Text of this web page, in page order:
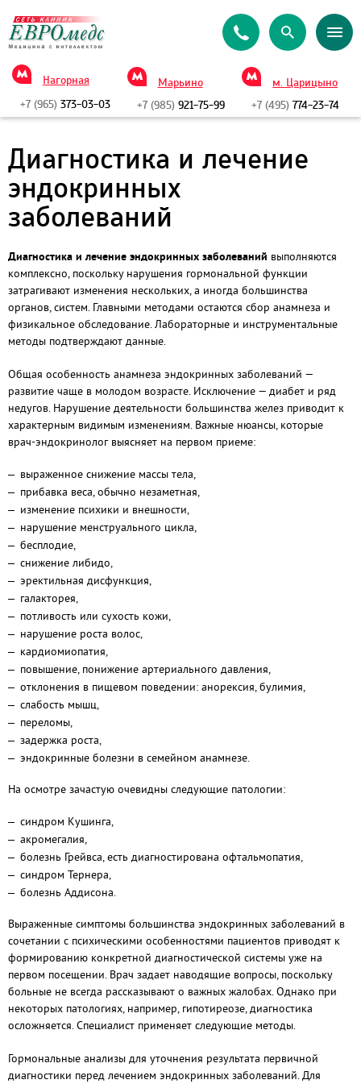
Нагорная
+7 (965) 373-03-03
Марьино
+7 (985)921-75-99
м. Царицыно
+7 (495) 774-23-74
Диагностика и лечение
эндокринных
заболеваний
Диагностика и лечение эндокринных заболеваний выполняются
комплексно, поскольку нарушения гормональной функции
затрагивают изменения нескольких, а иногда большинства
органов, систем. Главными методами остаются сбор анамнеза и
физикальное обследование. Лабораторные и инструментальные
методы подтверждают данные.
Общая особенность анамнеза эндокринных заболеваний —
развитие чаще в молодом возрасте. Исключение — диабет и ряд
недугов. Нарушение деятельности большинства желез приводит к
характерным видимым изменениям. Важные нюансы, которые
врач-эндокринолог выясняет на первом приеме:
выраженное снижение массы тела,
прибавка веса, обычно незаметная,
изменение психики и внешности,
нарушение менструального цикла,
бесплодие,
снижение либидо,
эректильная дисфункция,
галакторея,
потливость или сухость кожи,
нарушение роста волос,
кардиомиопатия,
повышение, понижение артериального давления,
отклонения в пищевом поведении: анорексия, булимия,
слабость мышц,
переломы,
задержка роста,
эндокринные болезни в семейном анамнезе.
На осмотре зачастую очевидны следующие патологии:
синдром Кушинга,
акромегалия,
болезнь Грейвса, есть диагностирована офтальмопатия,
синдром Тернера,
болезнь Аддисона.
Выраженные симптомы большинства эндокринных заболеваний в
сочетании с психическими особенностями пациентов приводят к
формированию конкретной диагностической системы уже на
первом посещении. Врач задает наводящие вопросы, поскольку
больные не всегда рассказывают о важных жалобах. Однако при
некоторых патологиях, например, гипотиреозе, диагностика
осложняется. Специалист применяет следующие методы.
Гормональные анализы для уточнения результата первичной
диагностики перед лечением эндокринных заболеваний. Для